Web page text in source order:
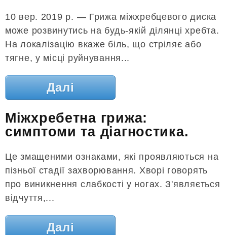
10 вер. 2019 р. — Грижа міжхребцевого диска
може розвинутись на будь-якій ділянці хребта.
На локалізацію вкаже біль, що стріляє або
тягне, у місці руйнування...
Далі
Міжхребетна грижа:
симптоми та діагностика.
Це змащеними ознаками, які проявляються на
пізньої стадії захворювання. Хворі говорять
про виникнення слабкості у ногах. З'являється
відчуття,...
Далі